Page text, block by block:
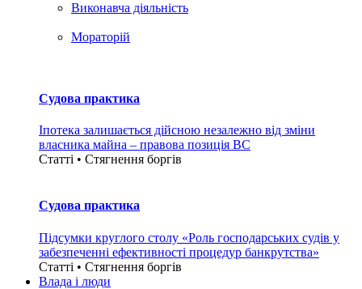
Виконавча діяльність
Мораторій
Судова практика
Іпотека залишається дійсною незалежно від зміни
власника майна – правова позиція ВС
Статті • Стягнення боргiв
Судова практика
Підсумки круглого столу «Роль господарських судів у
забезпеченні ефективності процедур банкрутства»
Статті • Стягнення боргiв
Влада i люди